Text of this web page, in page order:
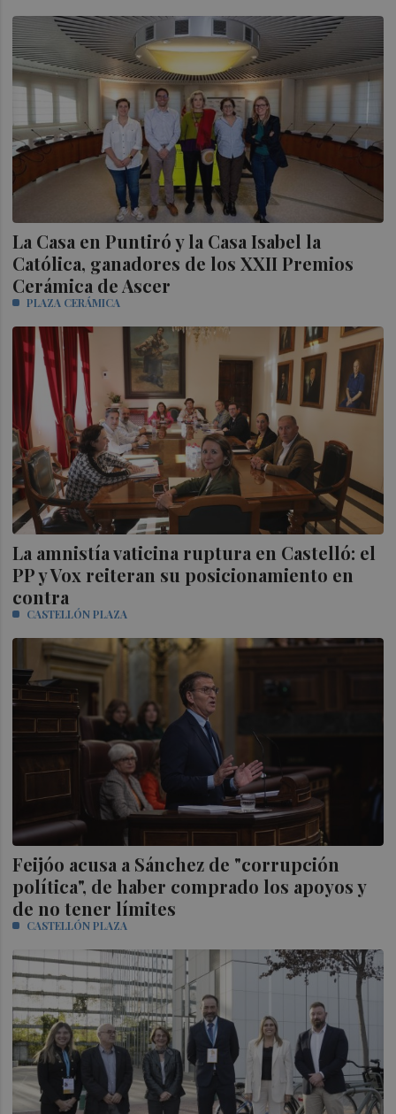
La Casa en Puntiró y la Casa Isabel la
Católica, ganadores de los XXII Premios
Cerámica de Ascer
PLAZA CERÁMICA
La amnistía vaticina ruptura en Castelló: el
PP y Vox reiteran su posicionamiento en
contra
CASTELLÓN PLAZA
Feijóo acusa a Sánchez de "corrupción
política", de haber comprado los apoyos y
de no tener límites
CASTELLÓN PLAZA